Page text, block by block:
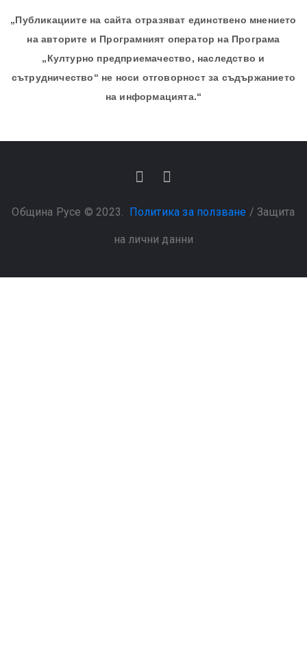
„Публикациите на сайта отразяват единствено мнението
на авторите и Програмният оператор на Програма
„Културно предприемачество, наследство и
сътрудничество“ не носи отговорност за съдържанието
на информацията.“
Община Русе © 2023. Политика за ползване / Защита
на лични данни